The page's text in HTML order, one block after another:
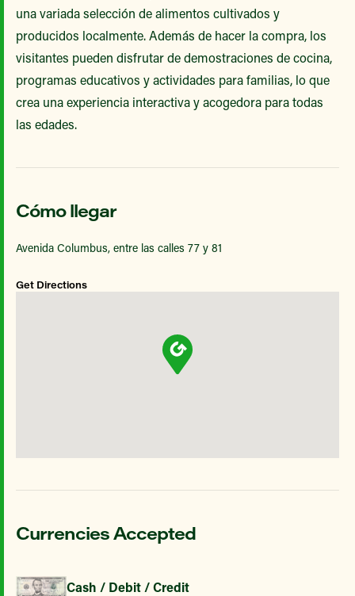
una variada selección de alimentos cultivados y
producidos localmente. Además de hacer la compra, los
visitantes pueden disfrutar de demostraciones de cocina,
programas educativos y actividades para familias, lo que
crea una experiencia interactiva y acogedora para todas
las edades.
Cómo llegar
Avenida Columbus, entre las calles 77 y 81
Get Directions
Currencies Accepted
Cash / Debit / Credit